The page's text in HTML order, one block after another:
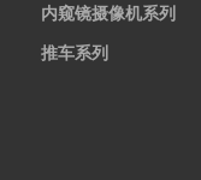
内窥镜摄像机系列
推车系列